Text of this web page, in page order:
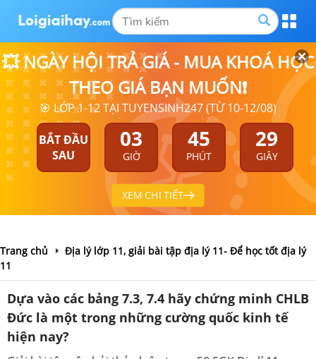
💥 NGÀY HỘI TRẢ GIÁ - MUA KHOÁ HỌC
THEO GIÁ BẠN MUỐN❗
🎯 LỚP 1-12 TẠI TUYENSINH247 (TỪ 10-12/08)
BẮT ĐẦU
SAU
03
GIỜ
45
PHÚT
29
GIÂY
XEM CHI TIẾT
Trang chủ
Địa lý lớp 11, giải bài tập địa lý 11- Để học tốt địa lý
11
Dựa vào các bảng 7.3, 7.4 hãy chứng minh CHLB
Đức là một trong những cường quốc kinh tế
hiện nay?